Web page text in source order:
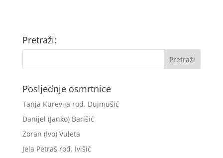
Pretraži:
Posljednje osmrtnice
Tanja Kurevija rođ. Dujmušić
Danijel (Janko) Barišić
Zoran (Ivo) Vuleta
Jela Petraš rođ. Ivišić